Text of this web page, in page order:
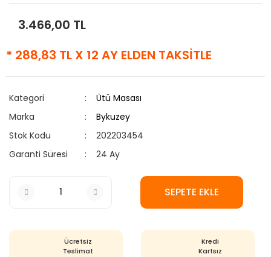
3.466,00 TL
* 288,83 TL X 12 AY ELDEN TAKSİTLE
Kategori
Ütü Masası
Marka
Bykuzey
Stok Kodu
202203454
Garanti Süresi
24 Ay
SEPETE EKLE
Ücretsiz
Teslimat
Kredi
Kartsız